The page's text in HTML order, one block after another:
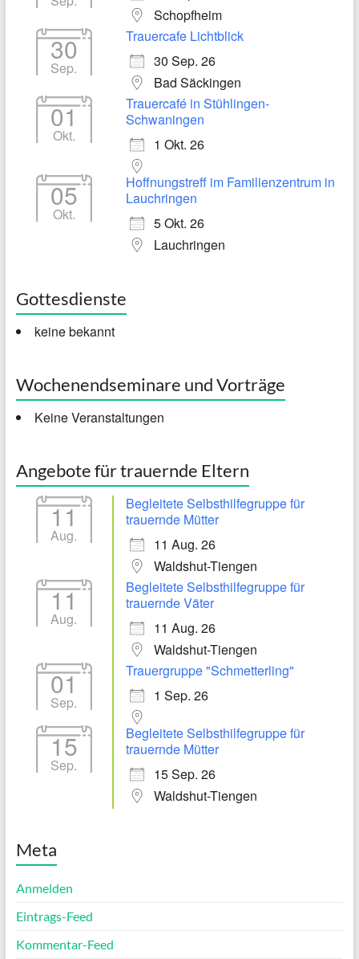
Schopfheim
30
Sep.
Trauercafe Lichtblick
30 Sep. 26
Bad Säckingen
01
Okt.
Trauercafé in Stühlingen-
Schwaningen
1 Okt. 26
05
Okt.
Hoffnungstreff im Familienzentrum in
Lauchringen
5 Okt. 26
Lauchringen
Gottesdienste
keine bekannt
Wochenendseminare und Vorträge
Keine Veranstaltungen
Angebote für trauernde Eltern
11
Aug.
Begleitete Selbsthilfegruppe für
trauernde Mütter
11 Aug. 26
Waldshut-Tiengen
11
Aug.
Begleitete Selbsthilfegruppe für
trauernde Väter
11 Aug. 26
Waldshut-Tiengen
01
Sep.
Trauergruppe "Schmetterling"
1 Sep. 26
15
Sep.
Begleitete Selbsthilfegruppe für
trauernde Mütter
15 Sep. 26
Waldshut-Tiengen
Meta
Anmelden
Eintrags-Feed
Kommentar-Feed